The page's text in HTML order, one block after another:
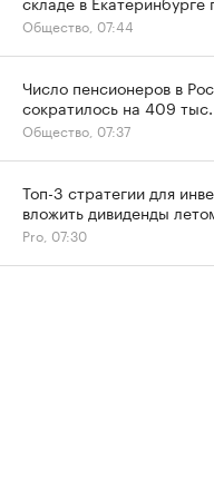
Общество, 07:44
Число пенсионеров в
сократилось на 409 тыс.
Общество, 07:37
Топ-3 стратегии для
вложить дивиденды
Pro, 07:30